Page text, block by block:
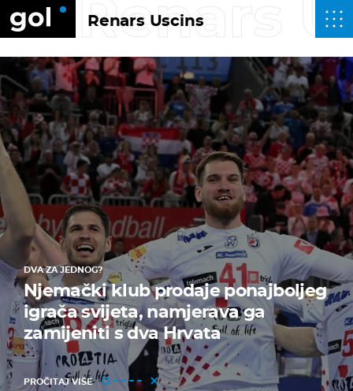
Renars Uscins
Renars
DVA ZA JEDNOG?
Njemački klub prodaje ponajboljeg
igrača svijeta, namjerava ga
zamijeniti s dva Hrvata
PROČITAJ VIŠE